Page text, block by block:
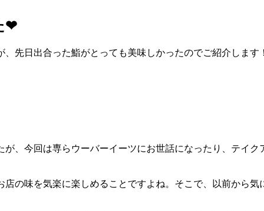
❤
先日出合った鮨がとっても美味しかったのでご紹介します！
、今回は専らウーバーイーツにお世話になったり、テイ
の味を気楽に楽しめることですよね。そこで、以前から